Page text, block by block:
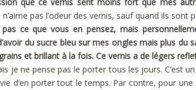
pas l’odeur des vernis, sauf quand ils sont
ce que vous en pensez, mais
du sucre bleu sur mes ongles mais plus du
et brillant à la fois. Ce vernis a de légers
je ne pense pas le porter tous les jours. C’est
d’en porter tout le temps. Par contre, pour